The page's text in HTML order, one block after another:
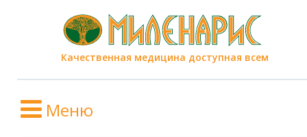
Качественная медицина доступная всем
Меню